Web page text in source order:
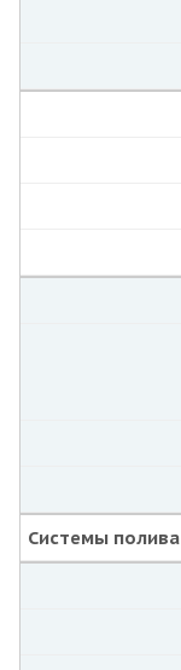
Системы полива